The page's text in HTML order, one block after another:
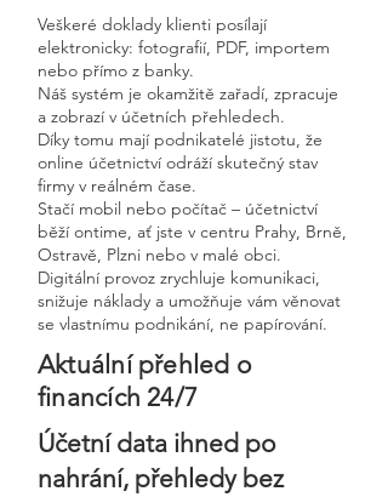
Veškeré doklady klienti posílají
elektronicky: fotografií, PDF, importem
nebo přímo z banky.
Náš systém je okamžitě zařadí, zpracuje
a zobrazí v účetních přehledech.
Díky tomu mají podnikatelé jistotu, že
online účetnictví odráží skutečný stav
firmy v reálném čase.
Stačí mobil nebo počítač – účetnictví
běží ontime, ať jste v centru Prahy, Brně,
Ostravě, Plzni nebo v malé obci.
Digitální provoz zrychluje komunikaci,
snižuje náklady a umožňuje vám věnovat
se vlastnímu podnikání, ne papírování.
Aktuální přehled o
financích 24/7
Účetní data ihned po
nahrání, přehledy bez